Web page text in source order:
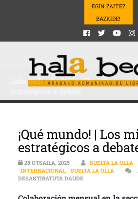
EGIN ZAITEZ
BAZKIDE!
Hala Bedi>Suelta la olla>¡Qué
¡Qué mundo! | Los
estratégicos a
28 OTSAILA, 2025 SUELTA LA OLLA
INTERNACIONAL, SUELTA LA OLLA
DESAKTIBATUTA DAUDE¡QUÉ MUNDO! | LOS